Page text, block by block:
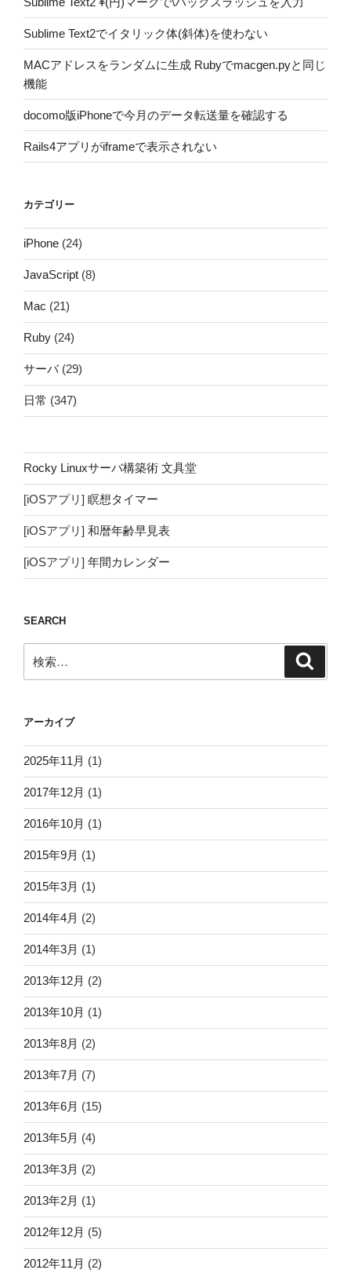
Sublime Text2でイタリック体(斜体)を使わない
MACアドレスをランダムに生成 Rubyでmacgen.pyと同じ
機能
docomo版iPhoneで今月のデータ転送量を確認する
Rails4アプリがiframeで表示されない
カテゴリー
iPhone (24)
JavaScript (8)
Mac (21)
Ruby (24)
サーバ(29)
日常 (347)
Rocky Linuxサーバ構築術 文具堂
[iOSアプリ] 瞑想タイマー
[iOSアプリ] 和暦年齢早見表
[iOSアプリ] 年間カレンダー
SEARCH
索:
アーカイブ
2025年11月 (1)
2017年12月 (1)
2016年10月 (1)
2015年9月 (1)
2015年3月 (1)
2014年4月 (2)
2014年3月 (1)
2013年12月 (2)
2013年10月 (1)
2013年8月 (2)
2013年7月 (7)
2013年6月 (15)
2013年5月 (4)
2013年3月 (2)
2013年2月 (1)
2012年12月 (5)
2012年11月 (2)